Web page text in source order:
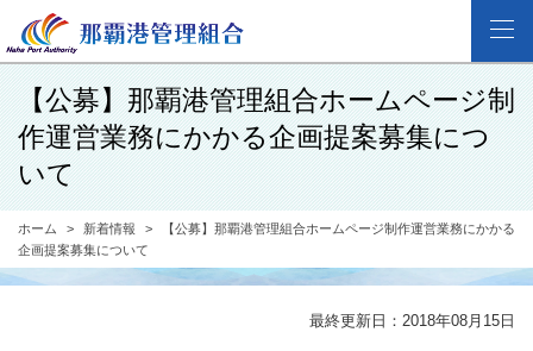
【公募】那覇港管理組合ホームページ制
作運営業務にかかる企画提案募集につ
いて
ホーム 新着情報
【公募】那覇港管理組合ホームページ制作運営業務にかかる
企画提案募集について
最終更新日：2018年08月15日